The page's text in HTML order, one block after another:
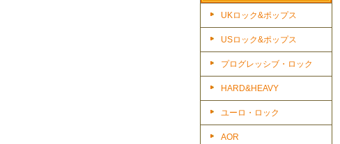
UKロック&ポップス
USロック&ポップス
プログレッシブ・ロック
HARD&HEAVY
ユーロ・ロック
AOR